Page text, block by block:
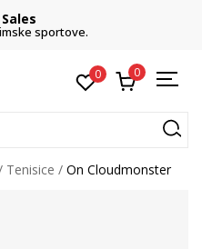
sportove.
0 0
Tenisice On Cloudmonster